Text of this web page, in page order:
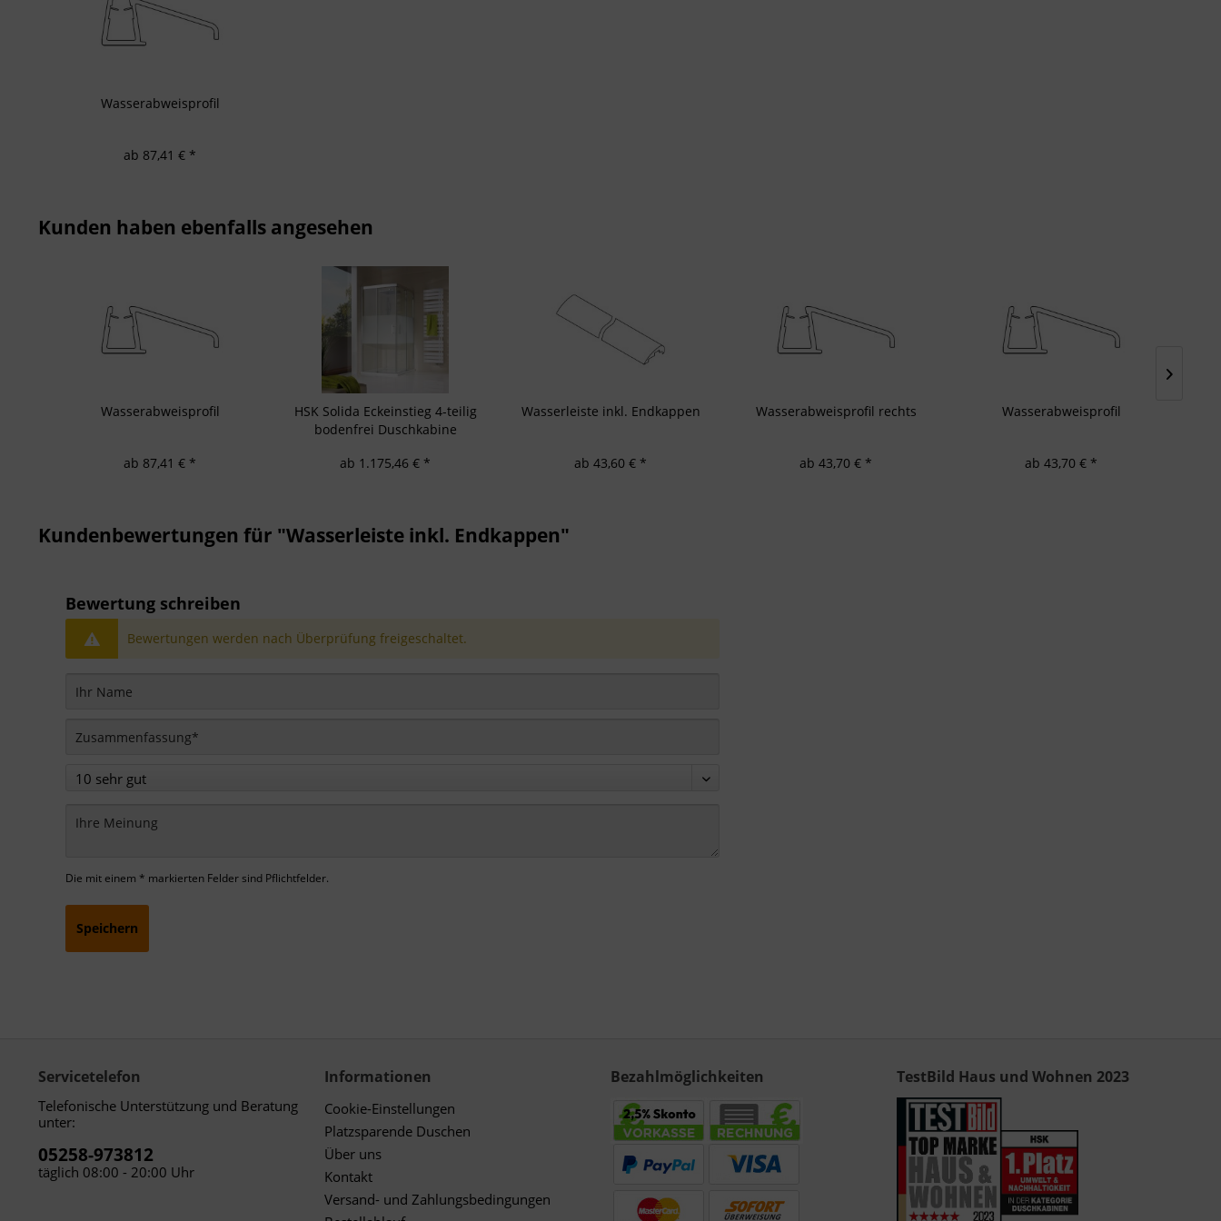
Wasserabweisprofil
ab 87,41 € *
Kunden haben ebenfalls angesehen
Wasserabweisprofil
ab 87,41 € *
HSK Solida Eckeinstieg 4-teilig
bodenfrei Duschkabine
ab 1.175,46 € *
Wasserleiste inkl. Endkappen
ab 43,60 € *
Wasserabweisprofil rechts
ab 43,70 € *
Wasserabweisprofil
ab 43,70 € *
Kundenbewertungen für "Wasserleiste inkl. Endkappen"
Bewertung schreiben
Bewertungen werden nach Überprüfung freigeschaltet.
Die mit einem * markierten Felder sind Pflichtfelder.
Speichern
Servicetelefon
Telefonische Unterstützung und Beratung
unter:
05258-973812
täglich 08:00 - 20:00 Uhr
Informationen
Cookie-Einstellungen
Platzsparende Duschen
Über uns
Kontakt
Versand- und Zahlungsbedingungen
Bezahlmöglichkeiten TestBild Haus und Wohnen 2023